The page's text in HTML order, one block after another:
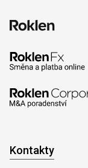
Kontakty